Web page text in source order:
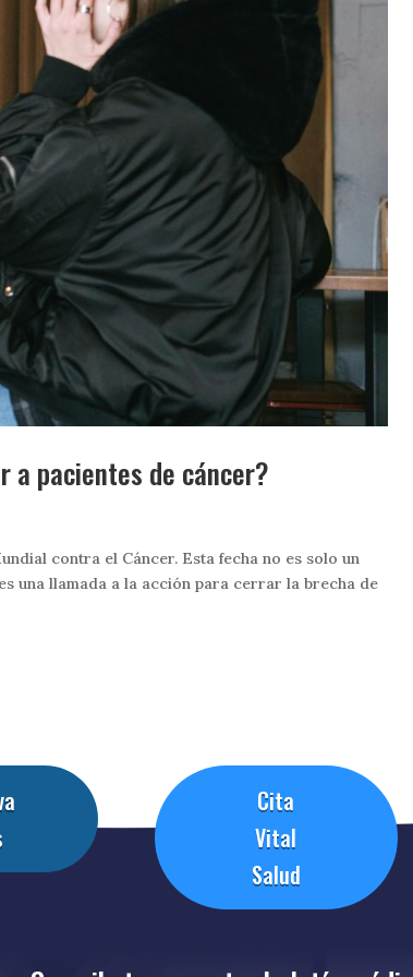
a pacientes de cáncer?
contra el Cáncer. Esta fecha no es solo un
una llamada a la acción para cerrar la brecha de
Cita
Vital
Salud